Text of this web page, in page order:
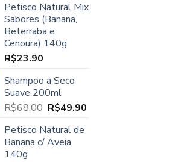
era:
R$48.90.
é:
Petisco Natural Mix
Sabores (Banana,
Beterraba e
Cenoura) 140g
R$23.90
Shampoo a Seco
Suave 200ml
R$68.00 O
original
era:
R$49.90
Petisco Natural de
Banana c/ Aveia
140g